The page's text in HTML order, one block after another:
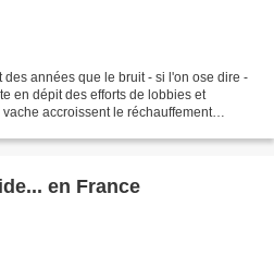
années que le bruit - si l'on ose dire -
en dépit des efforts de lobbies et
accroissent le réchauffement
en France